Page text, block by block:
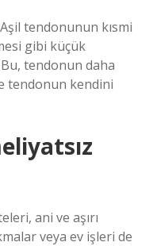
tendonunun kısmi
gibi küçük
tendonun daha
tendonun kendini
ani ve aşırı
veya ev işleri de